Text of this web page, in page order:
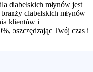
diabelskich młynów jest
diabelskich młynów
klientów i
oszczędzając Twój czas i